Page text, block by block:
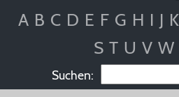
A B C D E F G H I J K
S T U V W
Suchen: